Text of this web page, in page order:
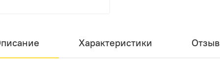
Характеристики